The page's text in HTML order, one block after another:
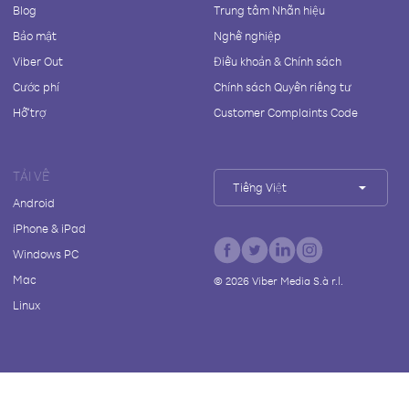
Blog
Bảo mật
Viber Out
Cước phí
Hỗ trợ
Trung tâm Nhãn hiệu
Nghề nghiệp
Điều khoản & Chính sách
Chính sách Quyền riêng tư
Customer Complaints Code
TẢI VỀ
Android
iPhone & iPad
Windows PC
Mac
Linux
Tiếng Việt
© 2026Viber Media S.à r.l.